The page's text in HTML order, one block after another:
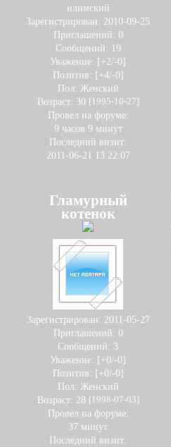
илимский
Зарегистрирован: 2010-09-25
Приглашений: 0
Сообщений: 19
Уважение: [+2/-0]
Позитив: [+4/-0]
Пол: Женский
Возраст: 30 [1995-10-27]
Провел на форуме:
9 часов 9 минут
Последний визит:
2011-06-21 13:22:07
Гламурный
котенок
Зарегистрирован: 2011-05-27
Приглашений: 0
Сообщений: 3
Уважение: [+0/-0]
Позитив: [+0/-0]
Пол: Женский
Возраст: 28 [1998-07-03]
Провел на форуме:
37 минут
Последний визит: